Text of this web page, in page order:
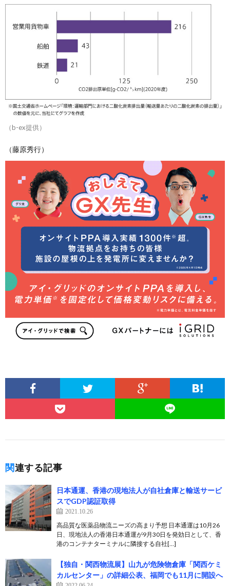
（b-ex提供）
（藤原秀行）
関連する記事
日本通運、香港の現地法人が自社倉庫と輸送サービ
スでGDP認証取得
2021.10.26
高品質な医薬品物流ニーズの高まり予想 日本通運は10月26
日、現地法人の香港日本通運が9月30日を発効日として、香
港のコンテナターミナルに隣接する自社[…]
【独自・関西物流展】山九が危険物倉庫「関西ケミ
カルセンター」の詳細公表、福岡でも11月に開設へ